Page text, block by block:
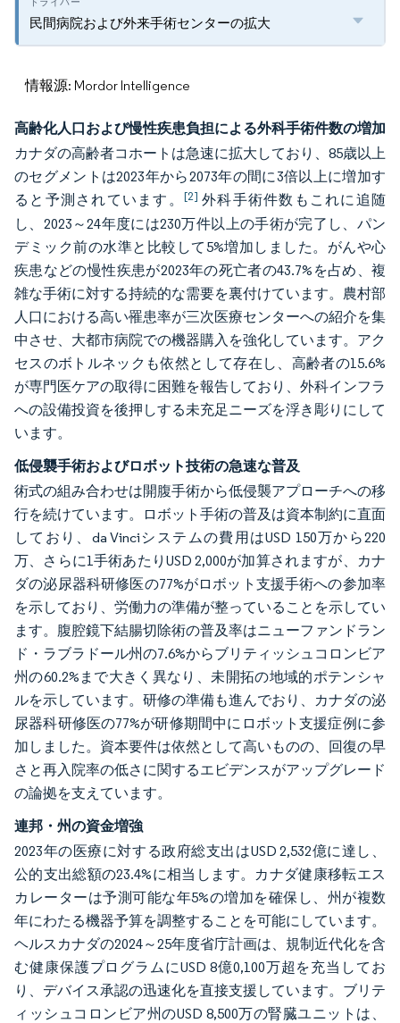
民間病院および外来手術センターの拡大
情報源: Mordor Intelligence
高齢化人口および慢性疾患負担による外科手術件数の増加
カナダの高齢者コホートは急速に拡大しており、85歳以上
のセグメントは2023年から2073年の間に3倍以上に増加す
ると予測されています。 [2] 外科手術件数もこれに追随
し、2023～24年度には230万件以上の手術が完了し、パン
デミック前の水準と比較して5%増加しました。がんや心
疾患などの慢性疾患が2023年の死亡者の43.7%を占め、複
雑な手術に対する持続的な需要を裏付けています。農村部
人口における高い罹患率が三次医療センターへの紹介を集
中させ、大都市病院での機器購入を強化しています。アク
セスのボトルネックも依然として存在し、高齢者の15.6%
が専門医ケアの取得に困難を報告しており、外科インフラ
への設備投資を後押しする未充足ニーズを浮き彫りにして
います。
低侵襲手術およびロボット技術の急速な普及
術式の組み合わせは開腹手術から低侵襲アプローチへの移
行を続けています。ロボット手術の普及は資本制約に直面
しており、da Vinciシステムの費用はUSD 150万から220
万、さらに1手術あたりUSD 2,000が加算されますが、カナ
ダの泌尿器科研修医の77%がロボット支援手術への参加率
を示しており、労働力の準備が整っていることを示してい
ます。腹腔鏡下結腸切除術の普及率はニューファンドラン
ド・ラブラドール州の7.6%からブリティッシュコロンビア
州の60.2%まで大きく異なり、未開拓の地域的ポテンシャ
ルを示しています。研修の準備も進んでおり、カナダの泌
尿器科研修医の77%が研修期間中にロボット支援症例に参
加しました。資本要件は依然として高いものの、回復の早
さと再入院率の低さに関するエビデンスがアップグレード
の論拠を支えています。
連邦・州の資金増強
2023年の医療に対する政府総支出はUSD 2,532億に達し、
公的支出総額の23.4%に相当します。カナダ健康移転エス
カレーターは予測可能な年5%の増加を確保し、州が複数
年にわたる機器予算を調整することを可能にしています。
ヘルスカナダの2024～25年度省庁計画は、規制近代化を含
む健康保護プログラムにUSD 8億0,100万超を充当してお
り、デバイス承認の迅速化を直接支援しています。ブリテ
ィッシュコロンビア州のUSD 8,500万の腎臓ユニットは、